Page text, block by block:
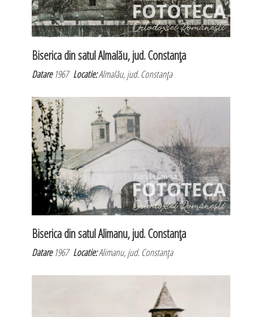
Biserica din satul Almalău, jud. Constanţa
Datare1967Locatie:Almalău, jud. Constanţa
Biserica din satul Alimanu, jud. Constanţa
Datare1967Locatie:Alimanu, jud. Constanţa